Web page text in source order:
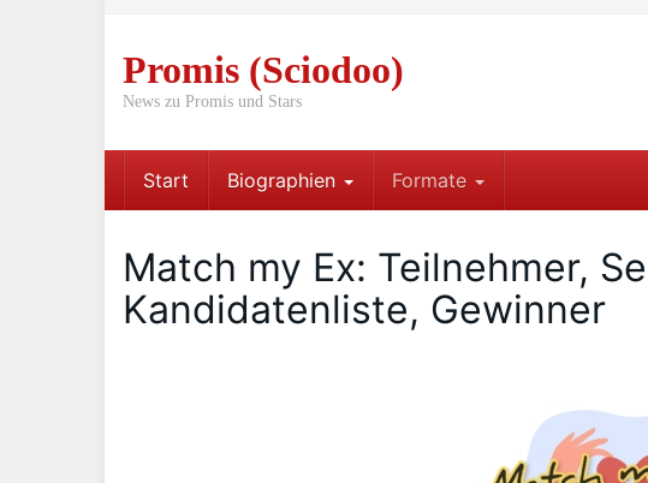
Promis (Sciodoo)
News zu Promis und Stars
Start Biographien Formate
Match my Ex: Teilnehmer,
Kandidatenliste, Gewinner